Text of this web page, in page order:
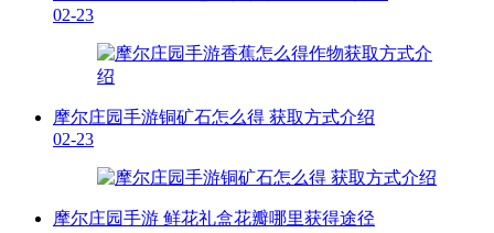
02-23
摩尔庄园手游铜矿石怎么得 获取方式介绍
02-23
摩尔庄园手游 鲜花礼盒花瓣哪里获得途径